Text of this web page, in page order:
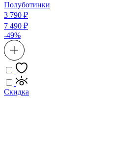
Полуботинки
3 790 ₽
7 490 ₽
-49%
Скидка